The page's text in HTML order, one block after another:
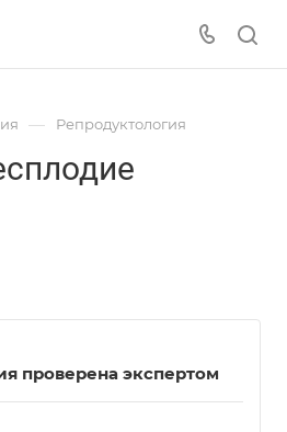
— Репродуктология
проверена экспертом